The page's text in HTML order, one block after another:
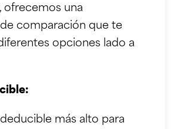
ofrecemos una
comparación que te
opciones lado a
más alto para